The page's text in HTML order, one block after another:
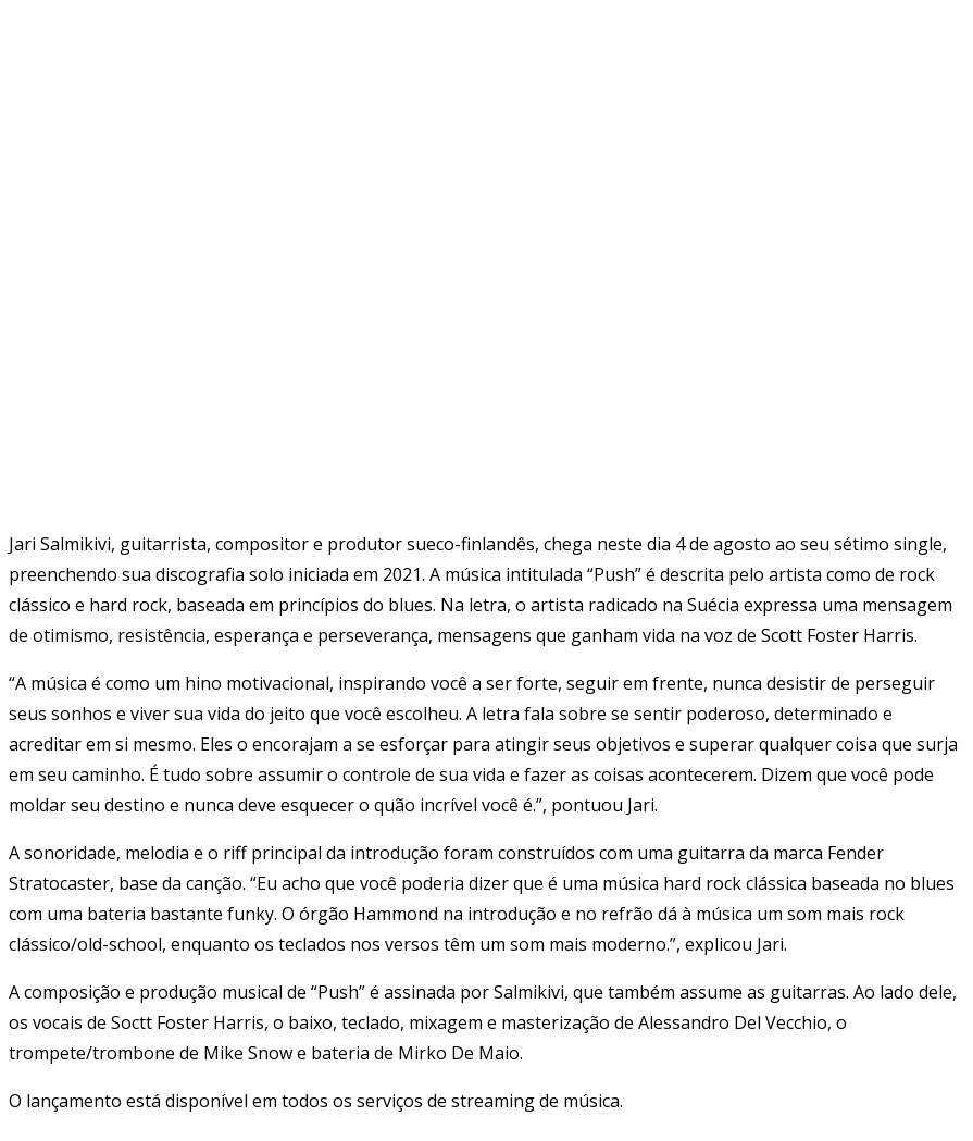
Jari Salmikivi, guitarrista, compositor e produtor sueco-finlandês, chega neste dia 4 de agosto ao seu sétimo single,
preenchendo sua discografia solo iniciada em 2021. A música intitulada “Push” é descrita pelo artista como de rock
clássico e hard rock, baseada em princípios do blues. Na letra, o artista radicado na Suécia expressa uma mensagem
de otimismo, resistência, esperança e perseverança, mensagens que ganham vida na voz de Scott Foster Harris.
“A música é como um hino motivacional, inspirando você a ser forte, seguir em frente, nunca desistir de perseguir
seus sonhos e viver sua vida do jeito que você escolheu. A letra fala sobre se sentir poderoso, determinado e
acreditar em si mesmo. Eles o encorajam a se esforçar para atingir seus objetivos e superar qualquer coisa que surja
em seu caminho. É tudo sobre assumir o controle de sua vida e fazer as coisas acontecerem. Dizem que você pode
moldar seu destino e nunca deve esquecer o quão incrível você é.”, pontuou Jari.
A sonoridade, melodia e o riff principal da introdução foram construídos com uma guitarra da marca Fender
Stratocaster, base da canção. “Eu acho que você poderia dizer que é uma música hard rock clássica baseada no blues
com uma bateria bastante funky. O órgão Hammond na introdução e no refrão dá à música um som mais rock
clássico/old-school, enquanto os teclados nos versos têm um som mais moderno.”, explicou Jari.
A composição e produção musical de “Push” é assinada por Salmikivi, que também assume as guitarras. Ao lado dele,
os vocais de Soctt Foster Harris, o baixo, teclado, mixagem e masterização de Alessandro Del Vecchio, o
trompete/trombone de Mike Snow e bateria de Mirko De Maio.
O lançamento está disponível em todos os serviços de streaming de música.